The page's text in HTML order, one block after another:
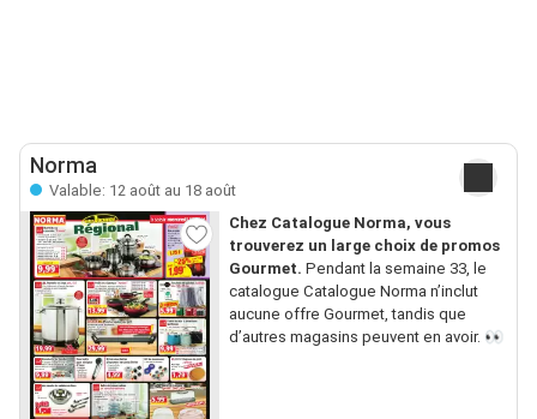
Norma
Valable: 12 août au 18 août
Chez Catalogue Norma, vous
trouverez un large choix de promos
Gourmet. Pendant la semaine 33, le
catalogue Catalogue Norma n’inclut
aucune offre Gourmet, tandis que
d’autres magasins peuvent en avoir. 👀